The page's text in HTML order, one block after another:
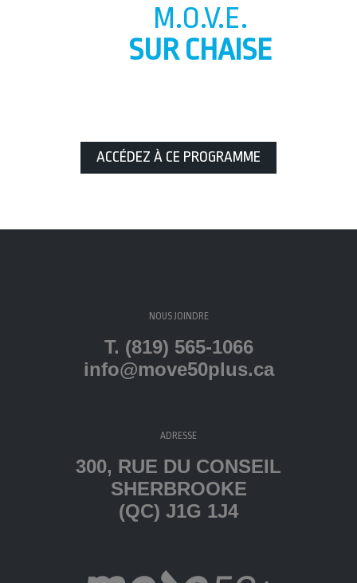
M.O.V.E.
SUR CHAISE
ACCÉDEZ À CE PROGRAMME
NOUS JOINDRE
T. (819) 565-1066
info@move50plus.ca
ADRESSE
300, RUE DU CONSEIL
SHERBROOKE
(QC) J1G 1J4